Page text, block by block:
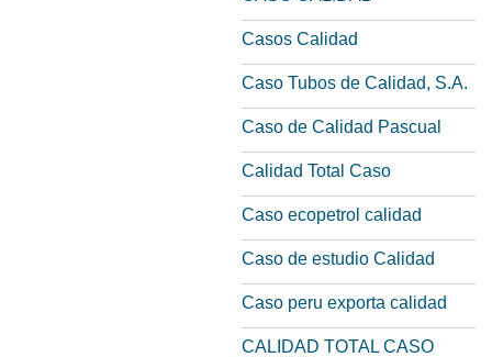
Casos Calidad
Caso Tubos de Calidad, S.A.
Caso de Calidad Pascual
Calidad Total Caso
Caso ecopetrol calidad
Caso de estudio Calidad
Caso peru exporta calidad
CALIDAD TOTAL CASO